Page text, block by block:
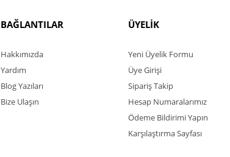
BAĞLANTILAR
Hakkımızda
Yardım
Blog Yazıları
Bize Ulaşın
ÜYELİK
Yeni Üyelik Formu
Üye Girişi
Sipariş Takip
Hesap Numaralarımız
Ödeme Bildirimi Yapın
Karşılaştırma Sayfası